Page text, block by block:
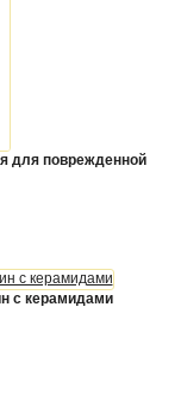
для поврежденной
с керамидами